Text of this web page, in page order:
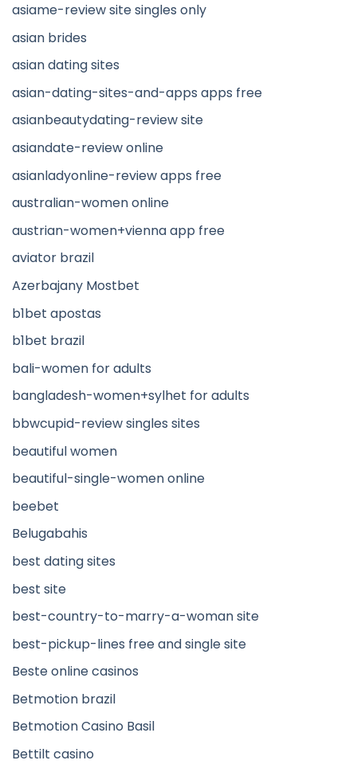
asiame-review site singles only
asian brides
asian dating sites
asian-dating-sites-and-apps apps free
asianbeautydating-review site
asiandate-review online
asianladyonline-review apps free
australian-women online
austrian-women+vienna app free
aviator brazil
Azerbajany Mostbet
b1bet apostas
b1bet brazil
bali-women for adults
bangladesh-women+sylhet for adults
bbwcupid-review singles sites
beautiful women
beautiful-single-women online
beebet
Belugabahis
best dating sites
best site
best-country-to-marry-a-woman site
best-pickup-lines free and single site
Beste online casinos
Betmotion brazil
Betmotion Casino Basil
Bettilt casino